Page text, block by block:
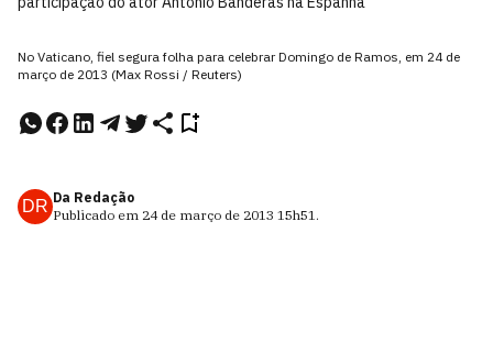
No Vaticano, fiel segura folha para celebrar Domingo de Ramos, em 24 de
março de 2013 (Max Rossi / Reuters)
DR Da Redação
Publicado em 24 de março de 2013 15h51.